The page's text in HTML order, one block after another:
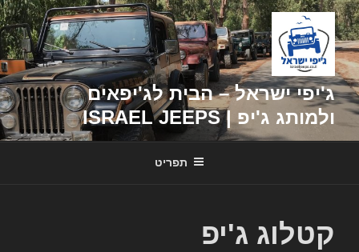
דילוג
לתוכן
ג'יפי ישראל – הבית לג'יפאים
ולמותג ג'יפ | ISRAEL JEEPS
תפריט
קטלוג ג'יפ